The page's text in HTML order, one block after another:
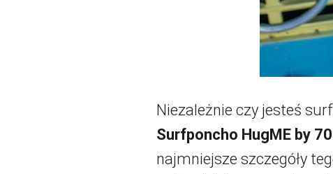
Niezależnie czy jesteś
Surfponcho HugME by
najmniejsze szczegóły